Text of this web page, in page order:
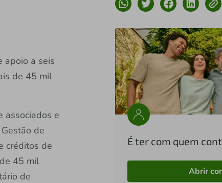
apoio a seis
de 45 mil
associados e
de
créditos de
45 mil
de
É ter com quem
Abrir